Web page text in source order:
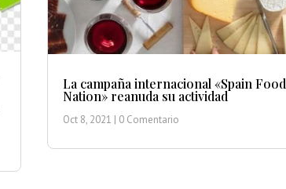
La campaña internacional «Spain Food
Nation» reanuda su actividad
Oct 8, 2021 | 0 Comentario